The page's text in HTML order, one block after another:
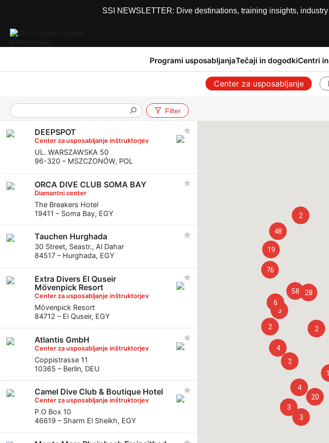
SSI NEWSLETTER: Dive destinations, training insights,
Programi usposabljanjaTečaji in dogodkiCentri
Center za usposabljanje
Filter
2
48
19
76
58
28
6
3
2
2
4
2
4
20
3
3
DEEPSPOT
Center za usposabljanje inštruktorjev
UL. WARSZAWSKA 50
96-320 – MSZCZONÓW, POL
ORCA DIVE CLUB SOMA BAY
Diamantni center
The Breakers Hotel
19411 – Soma Bay, EGY
Tauchen Hurghada
30 Street, Seastr., Al Dahar
84517 – Hurghada, EGY
Extra Divers El Quseir
Mövenpick Resort
Center za usposabljanje inštruktorjev
Mövenpick Resort
84712 – El Quseir, EGY
Atlantis GmbH
Center za usposabljanje inštruktorjev
Coppistrasse 11
10365 – Berlin, DEU
Camel Dive Club & Boutique Hotel
Center za usposabljanje inštruktorjev
P.O Box 10
46619 – Sharm El Sheikh, EGY